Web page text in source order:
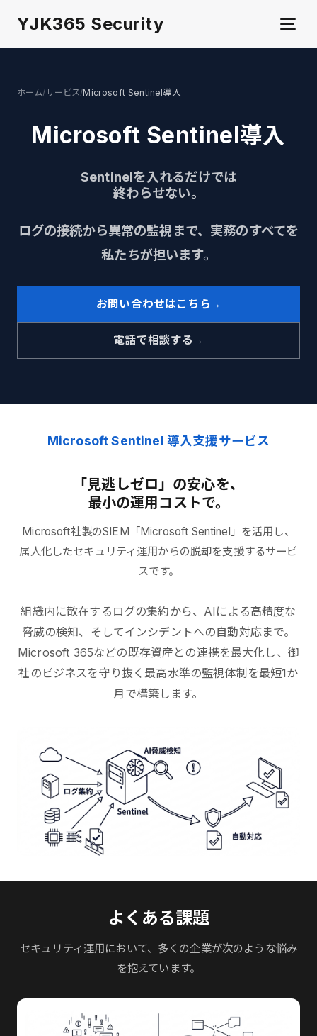
YJK365 Security
お問い合わせ
ホーム/サービス/Microsoft Sentinel導入
Microsoft Sentinel導入
Sentinelを入れるだけでは
終わらせない。
ログの接続から異常の監視まで、実務のすべてを
私たちが担います。
お問い合わせはこちら
電話で相談する
Microsoft Sentinel 導入支援サービス
「見逃しゼロ」の安心を、
最小の運用コストで。
Microsoft社製のSIEM「Microsoft Sentinel」を活用し、
属人化したセキュリティ運用からの脱却を支援するサービ
スです。
組織内に散在するログの集約から、AIによる高精度な
脅威の検知、そしてインシデントへの自動対応まで。
Microsoft 365などの既存資産との連携を最大化し、御
社のビジネスを守り抜く最高水準の監視体制を最短1か
月で構築します。
よくある課題
セキュリティ運用において、多くの企業が次のような悩み
を抱えています。